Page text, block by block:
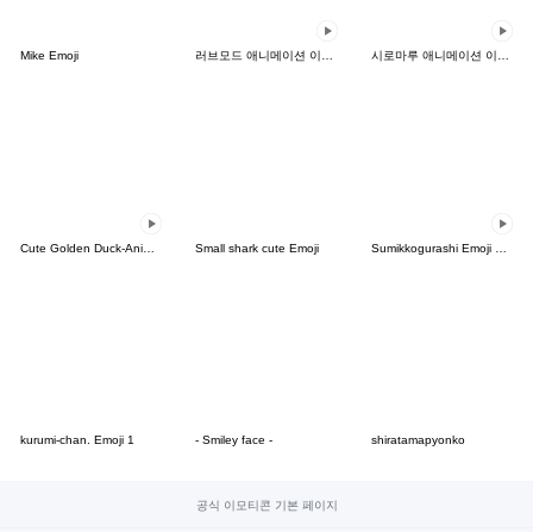
Mike Emoji 러브모드 애니메이션 이모티콘 시로마루 애니메이션 이모티콘(데일리)
Small shark cute Emoji
kurumi-chan. Emoji 1 - Smiley face - shiratamapyonko
공식 이모티콘 기본 페이지